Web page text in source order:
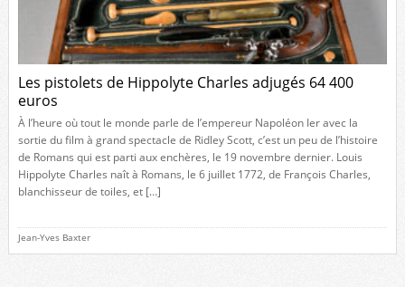
Les pistolets de Hippolyte Charles adjugés 64 400
euros
À l’heure où tout le monde parle de l’empereur Napoléon Ier avec la
sortie du film à grand spectacle de Ridley Scott, c’est un peu de l’histoire
de Romans qui est parti aux enchères, le 19 novembre dernier. Louis
Hippolyte Charles naît à Romans, le 6 juillet 1772, de François Charles,
blanchisseur de toiles, et […]
Jean-Yves Baxter